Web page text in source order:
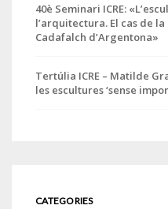
40è Seminari ICRE:
l’arquitectura. El cas de la
Cadafalch d’Argentona»
Tertúlia ICRE – Matilde
les escultures ‘sense
CATEGORIES